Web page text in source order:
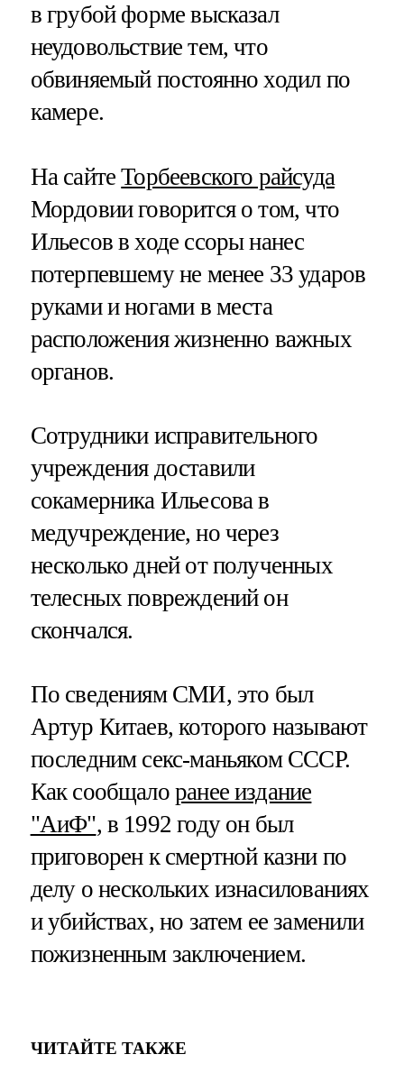
в грубой форме высказал
неудовольствие тем, что
обвиняемый постоянно ходил по
камере.
На сайтеТорбеевского райсуда
Мордовии говорится о том, что
Ильесов в ходе ссоры нанес
потерпевшему не менее 33 ударов
руками и ногами в места
расположения жизненно важных
органов.
Сотрудники исправительного
учреждения доставили
сокамерника Ильесова в
медучреждение, но через
несколько дней от полученных
телесных повреждений он
скончался.
По сведениям СМИ, это был
Артур Китаев, которого называют
последним секс-маньяком СССР.
Как сообщало ранее издание
"АиФ", в 1992 году он был
приговорен к смертной казни по
делу о нескольких изнасилованиях
и убийствах, но затем ее заменили
пожизненным заключением.
ЧИТАЙТЕ ТАКЖЕ